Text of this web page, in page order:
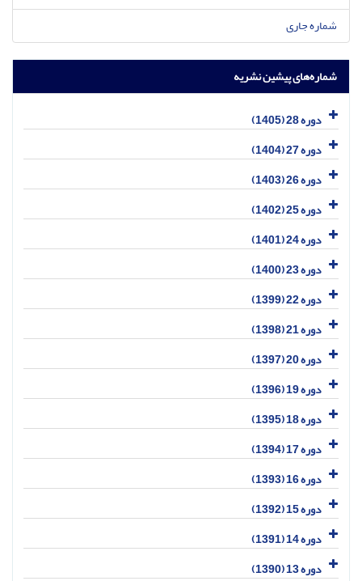
شماره جاری
شماره‌های پیشین نشریه
دوره 28 (1405)
دوره 27 (1404)
دوره 26 (1403)
دوره 25 (1402)
دوره 24 (1401)
دوره 23 (1400)
دوره 22 (1399)
دوره 21 (1398)
دوره 20 (1397)
دوره 19 (1396)
دوره 18 (1395)
دوره 17 (1394)
دوره 16 (1393)
دوره 15 (1392)
دوره 14 (1391)
دوره 13 (1390)